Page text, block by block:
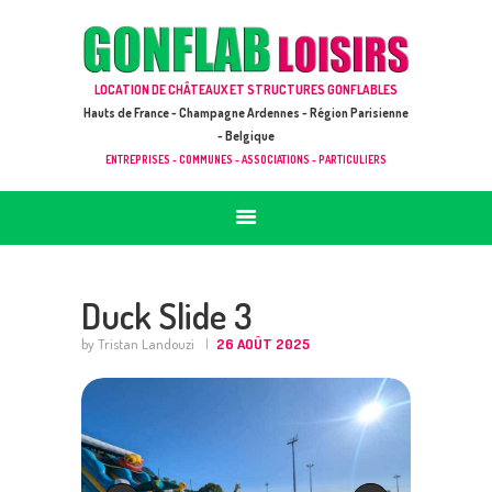
LOCATION DE CHÂTEAUX ET STRUCTURES GONFLABLES
Hauts de France - Champagne Ardennes - Région Parisienne
- Belgique
ENTREPRISES - COMMUNES - ASSOCIATIONS - PARTICULIERS
GONFLAB LOISIRS
ACCUEIL
JEUX À LOUER & PRESTATIONS
CATALOGUE / TARIF
DEMANDE DE DEVIS (SOUS 24H)
Duck Slide 3
by Tristan Landouzi 26 AOÛT 2025